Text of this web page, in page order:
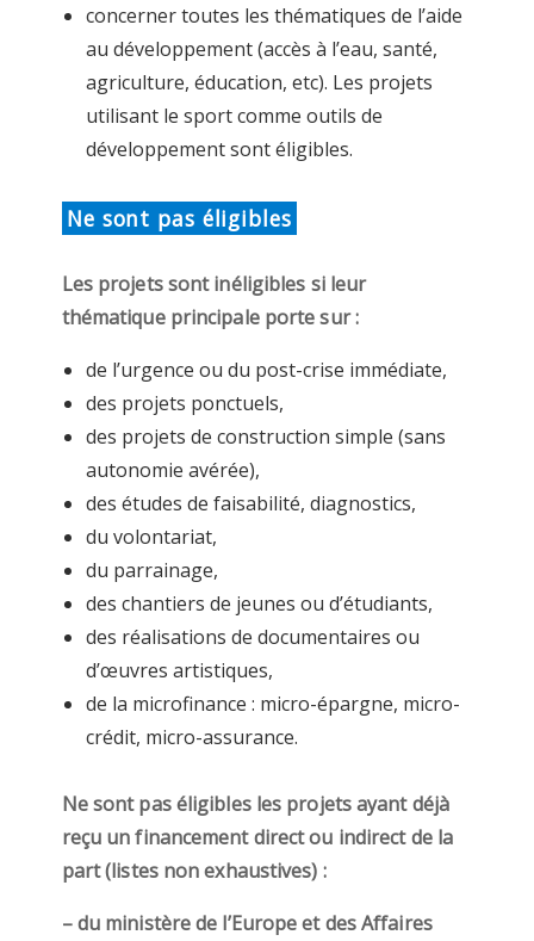
concerner toutes les thématiques de l’aide
au développement (accès à l’eau, santé,
agriculture, éducation, etc). Les projets
utilisant le sport comme outils de
développement sont éligibles.
Ne sont pas éligibles
Les projets sont inéligibles si leur
thématique principale porte sur :
de l’urgence ou du post-crise immédiate,
des projets ponctuels,
des projets de construction simple (sans
autonomie avérée),
des études de faisabilité, diagnostics,
du volontariat,
du parrainage,
des chantiers de jeunes ou d’étudiants,
des réalisations de documentaires ou
d’œuvres artistiques,
de la microfinance : micro-épargne, micro-
crédit, micro-assurance.
Ne sont pas éligibles les projets ayant déjà
reçu un financement direct ou indirect de la
part (listes non exhaustives) :
– du ministère de l’Europe et des Affaires